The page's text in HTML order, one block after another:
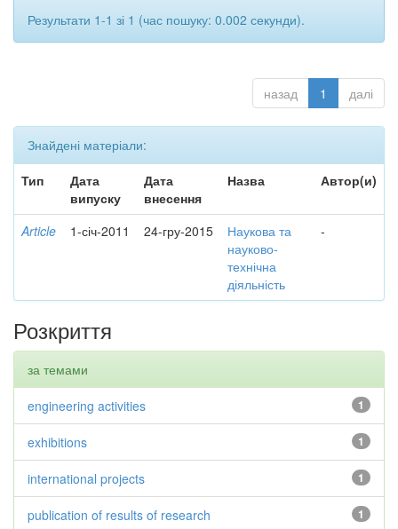
Результати 1-1 зі 1 (час пошуку: 0.002 секунди).
назад 1 далі
Знайдені матеріали:
Тип
Дата
випуску
Дата
внесення
Назва Автор(и)
Article 1-січ-2011 24-гру-2015
Наукова та
науково-
технічна
діяльність
-
Розкриття
за темами
1
engineering activities
1
exhibitions
1
international projects
1
publication of results of research